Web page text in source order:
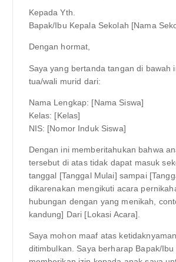
Kepada Yth.
Bapak/Ibu Kepala Sekolah [Nama
Dengan hormat,
Saya yang bertanda tangan di bawah
tua/wali murid dari:
Nama Lengkap: [Nama Siswa]
Kelas: [Kelas]
NIS: [Nomor Induk Siswa]
Dengan ini memberitahukan bahwa
tersebut di atas tidak dapat masuk
tanggal [Tanggal Mulai] sampai
dikarenakan mengikuti acara
hubungan dengan yang menikah,
kandung] Dari [Lokasi Acara].
Saya mohon maaf atas
ditimbulkan. Saya berharap Bapak/Ibu